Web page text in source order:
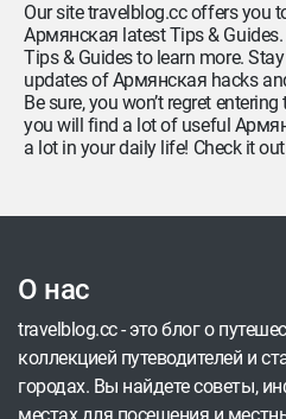
Our site travelblog.cc offers you
Армянская latest Tips &
Tips & Guides to learn more.
updates of Армянская hacks
Be sure, you won’t regret
you will find a lot of useful
a lot in your daily life! Check it
О нас
travelblog.cc - это блог о
коллекцией путеводителей и
городах. Вы найдете советы,